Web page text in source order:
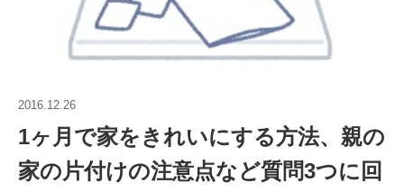
2016.12.26
1ヶ月で家をきれいにする方法、親の
家の片付けの注意点など質問3つに回